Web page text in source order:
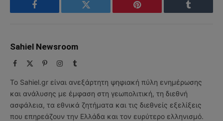
Facebook Twitter Pinterest Tumblr
Sahiel Newsroom
Facebook PinterestInstagram
Tumblr
Το Sahiel.gr είναι ανεξάρτητη ψηφιακή πύλη ενημέρωσης
και ανάλυσης με έμφαση στη γεωπολιτική, τη διεθνή
ασφάλεια, τα εθνικά ζητήματα και τις διεθνείς εξελίξεις
που επηρεάζουν την Ελλάδα και τον ευρύτερο ελληνισμό.